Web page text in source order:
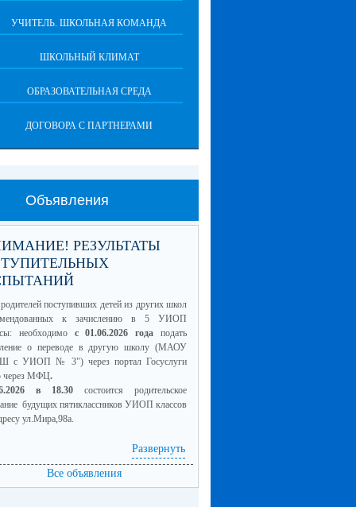
УЧИТЕЛЬ. ШКОЛЬНАЯ КОМАНДА
ШКОЛЬНЫЙ КЛИМАТ
ОБРАЗОВАТЕЛЬНАЯ СРЕДА
ДОГОВОРА С ПАРТНЕРАМИ
Объявления
РЕЗУЛЬТАТЫ
поступивших детей из других школ
к зачислению в 5 УИОП
необходимо с 01.06.2026 года подать
о переводе в другую школу (МАОУ
с УИОП № 3") через портал Госуслуги
через МФЦ.
в 18.30 состоится родительское
будущих пятиклассников УИОП классов
ул.Мира,98а.
4 класс для сайта.pdf(скачать)
Развернуть
Все объявления